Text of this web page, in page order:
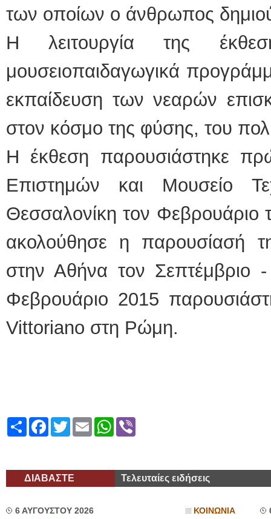
των οποίων ο άνθρωπος
Η λειτουργία της
μουσειοπαιδαγωγικά
εκπαίδευση των νεαρών
στον κόσμο της φύσης, του
Η έκθεση παρουσιάστηκε
Επιστημών και Μουσείο
Θεσσαλονίκη τον Φεβρουάριο
ακολούθησε η παρουσίασή
στην Αθήνα τον
Φεβρουάριο 2015
Vittoriano στη Ρώμη.
ShareFacebook
TwitterEmailWhatsApp
ΔΙΑΒΑΣΤΕ Τελευταίες ειδήσεις
6 ΑΥΓΟΥΣΤΟΥ 2026 ΚΟΙΝΩΝΙΑ